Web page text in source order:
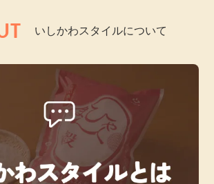
いしかわスタイルについて